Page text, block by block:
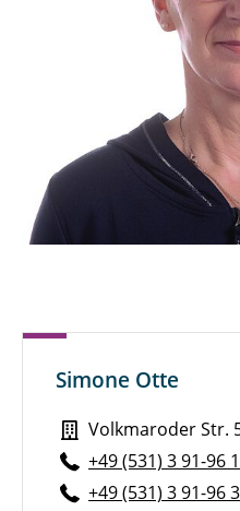
Dennis Beusen, M. Sc.
Lennart Blume, M. Sc.
Tanja Boll
Henry Brauns, M. Sc.
Michael Bredekamp, M.
Pauline Breunig
Julian Brokmann, M. Sc.
Simone Otte
Volkmaroder Str.
+49 (531) 3 91-96
+49 (531) 3 91-96